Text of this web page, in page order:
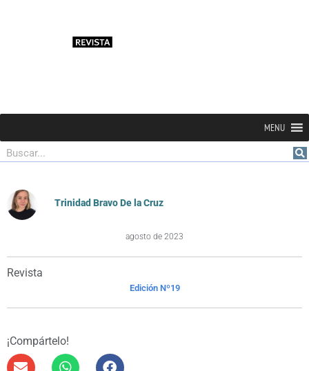
MENU
Buscar
Trinidad Bravo De la Cruz
agosto de 2023
Revista
Edición Nº19
¡Compártelo!